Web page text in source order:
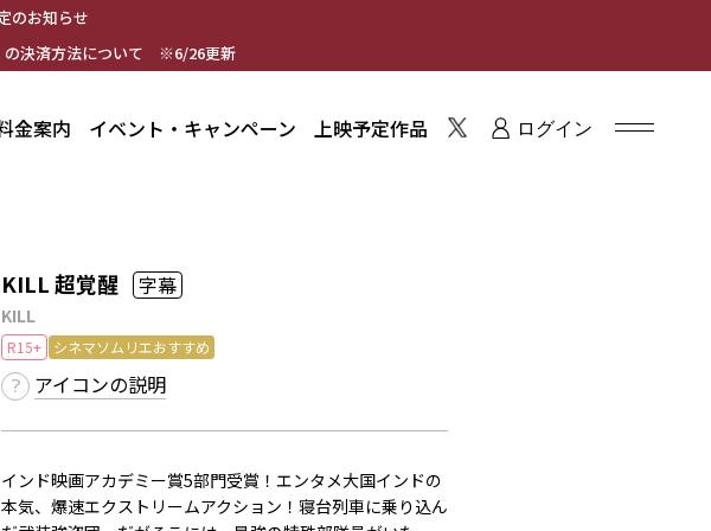
のお知らせ
の決済方法について ※6/26更新
金案内 イベント・キャンペーン 上映予定作品 ログイン
KILL 超覚醒 字幕
KILL
R15+ シネマソムリエおすすめ
アイコンの説明
インド映画アカデミー賞5部門受賞！エンタメ大国インドの
本気、爆速エクストリームアクション！寝台列車に乗り込ん